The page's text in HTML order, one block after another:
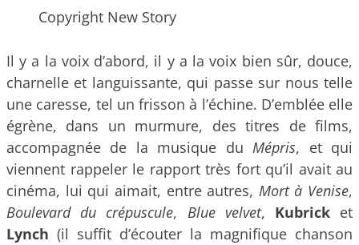
Copyright New Story
Il y a la voix d’abord, il y a la voix bien sûr, douce,
charnelle et languissante, qui passe sur nous telle
une caresse, tel un frisson à l’échine. D’emblée elle
égrène, dans un murmure, des titres de films,
accompagnée de la musique duMépris, et qui
viennent rappeler le rapport très fort qu’il avait au
cinéma, lui qui aimait, entre autres, Mort à Venise,
Boulevard du crépuscule, Blue velvet, Kubricket
Lynch (il suffit d’écouter la magnifique chanson